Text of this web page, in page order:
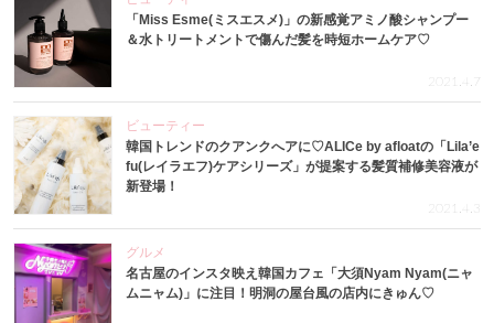
「Miss Esme(ミスエスメ)」の新感覚アミノ酸シャンプー
＆水トリートメントで傷んだ髪を時短ホームケア♡
2021.4.7
ビューティー
韓国トレンドのクアンクへアに♡ALICe by afloatの「Lila’e
fu(レイラエフ)ケアシリーズ」が提案する髪質補修美容液が
新登場！
2021.4.3
グルメ
名古屋のインスタ映え韓国カフェ「大須Nyam Nyam(ニャ
ムニャム)」に注目！明洞の屋台風の店内にきゅん♡